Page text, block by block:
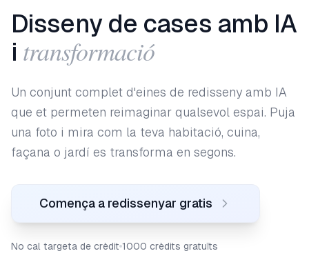
Disseny de cases amb IA
i transformació
Un conjunt complet d'eines de redisseny amb IA
que et permeten reimaginar qualsevol espai. Puja
una foto i mira com la teva habitació, cuina,
façana o jardí es transforma en segons.
Comença a redissenyar gratis
No cal targeta de crèdit 1000 crèdits gratuïts